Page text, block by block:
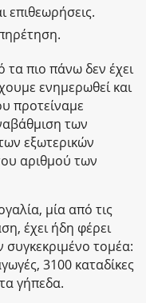
επιθεωρήσεις.
τα πιο πάνω δεν έχει
ενημερωθεί και
προτείναμε
των
εξωτερικών
αριθμού των
μία από τις
έχει ήδη φέρει
τομέα:
3100 καταδίκες
γήπεδα.